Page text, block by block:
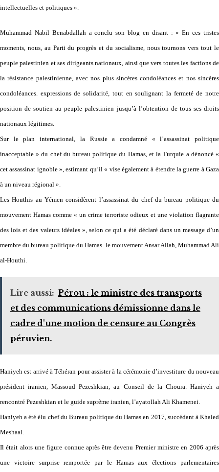
intellectuelles et politiques ».
Muhammad Nabil Benabdallah a conclu son blog en disant : « En ces tristes
moments, nous, au Parti du progrès et du socialisme, nous tournons vers tout le
peuple palestinien et ses dirigeants nationaux, ainsi que vers toutes les factions de
la résistance palestinienne, avec nos plus sincères condoléances et nos sincères
condoléances. expressions de solidarité, tout en soulignant la fermeté de notre
position de soutien au peuple palestinien jusqu’à l’obtention de tous ses droits
nationaux légitimes.
Sur le plan international, la Russie a condamné « l’assassinat politique
inacceptable » du chef du bureau politique du Hamas, et la Turquie a dénoncé «
cet assassinat ignoble », estimant qu’il « vise également à étendre la guerre à Gaza
à un niveau régional ».
Les Houthis au Yémen considèrent l’assassinat du chef du bureau politique du
mouvement Hamas comme « un crime terroriste odieux et une violation flagrante
des lois et des valeurs idéales », selon ce qui a été déclaré dans un message d’un
membre du bureau politique du Hamas. le mouvement Ansar Allah, Muhammad Ali
al-Houthi.
Lire aussi: Pérou : le ministre des transports
et des communications démissionne dans le
cadre d'une motion de censure au Congrès
péruvien.
Haniyeh est arrivé à Téhéran pour assister à la cérémonie d’investiture du nouveau
président iranien, Massoud Pezeshkian, au Conseil de la Choura. Haniyeh a
rencontré Pezeshkian et le guide suprême iranien, l’ayatollah Ali Khamenei.
Haniyeh a été élu chef du Bureau politique du Hamas en 2017, succédant à Khaled
Meshaal.
Il était alors une figure connue après être devenu Premier ministre en 2006 après
une victoire surprise remportée par le Hamas aux élections parlementaires